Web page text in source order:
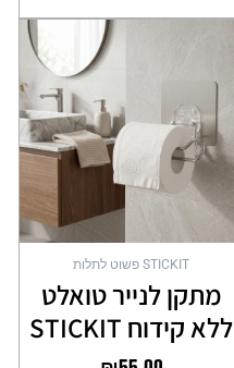
STICKIT פשוט לתלות
מתקן לנייר טואלט
ללא קידוח STICKIT